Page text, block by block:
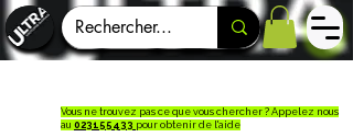
Vous ne trouvez pas ce que vous chercher ? Appelez nous
au 023155433 pour obtenir de l'aide